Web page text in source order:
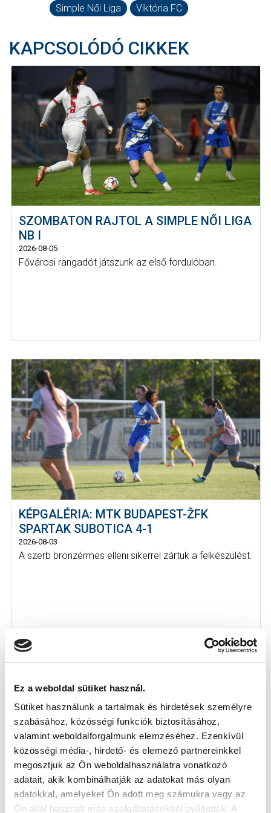
Ez a weboldal sütiket használ.
Sütiket használunk a tartalmak és hirdetések személyre
szabásához, közösségi funkciók biztosításához,
valamint weboldalforgalmunk elemzéséhez. Ezenkívül
közösségi média-, hirdető- és elemező partnereinkkel
megosztjuk az Ön weboldalhasználatra vonatkozó
adatait, akik kombinálhatják az adatokat más olyan
adatokkal, amelyeket Ön adott meg számukra vagy az
Ön által használt más szolgáltatásokból gyűjtöttek. A
Simple Női Liga Viktória FC
KAPCSOLÓDÓ CIKKEK
SZOMBATON RAJTOL A SIMPLE NŐI LIGA
NB I
2026-08-05
Fővárosi rangadót játszunk az első fordulóban.
KÉPGALÉRIA: MTK BUDAPEST-ŽFK
SPARTAK SUBOTICA 4-1
2026-08-03
A szerb bronzérmes elleni sikerrel zártuk a felkészülést.
GYŐZELEM A BAJNOKI FŐPRÓBÁN A